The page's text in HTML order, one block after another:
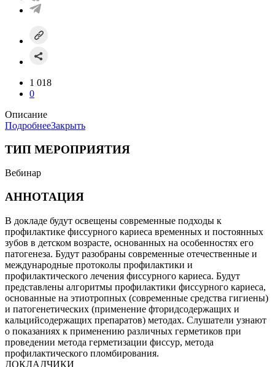
1 018
0
Описание
ПодробнееЗакрыть
ТИП МЕРОПРИЯТИЯ
Вебинар
АННОТАЦИЯ
В докладе будут освещены современные подходы к
профилактике фиссурного кариеса временных и постоянных
зубов в детском возрасте, основанных на особенностях его
патогенеза. Будут разобраны современные отечественные и
международные протоколы профилактики и
профилактического лечения фиссурного кариеса. Будут
представлены алгоритмы профилактики фиссурного кариеса,
основанные на этиотропных (современные средства гигиены)
и патогенетических (применение фторидсодержащих и
кальцийсодержащих препаратов) методах. Слушатели узнают
о показаниях к применению различных герметиков при
проведении метода герметизации фиссур, метода
профилактического пломбирования.
ДОКЛАДЧИКИ